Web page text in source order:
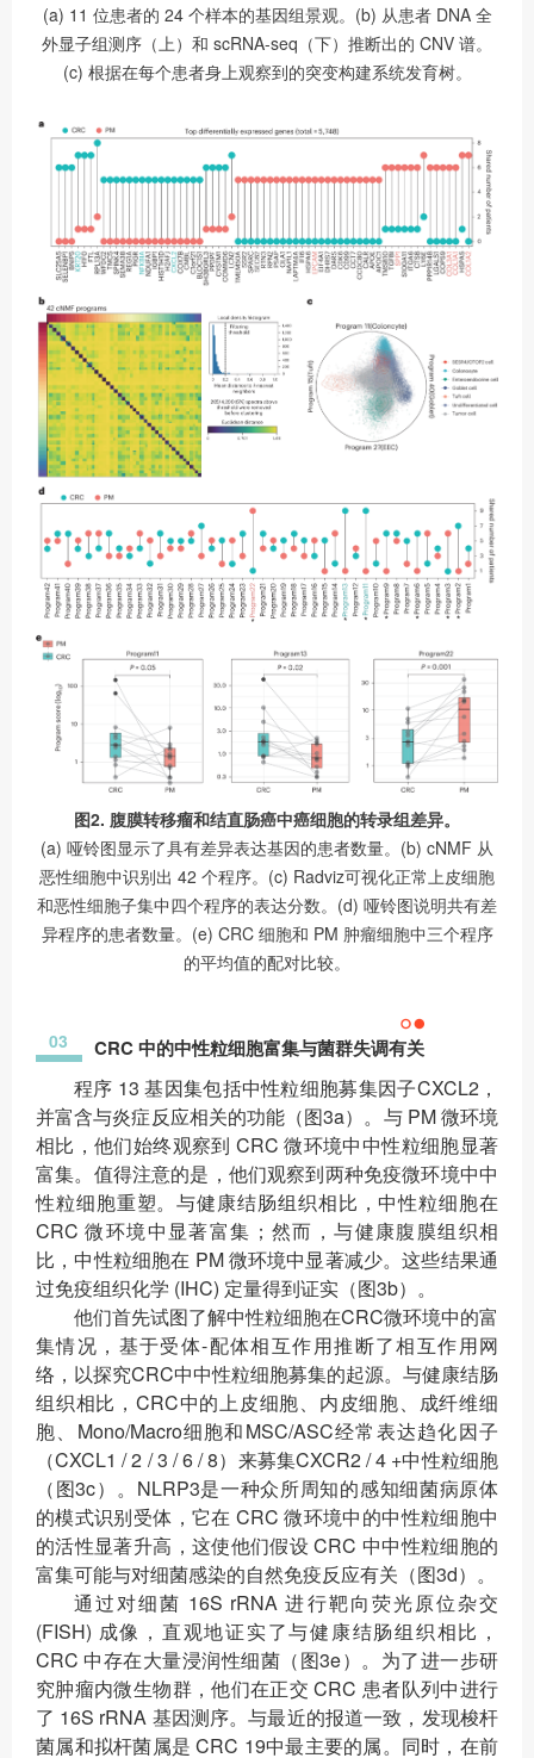
(a) 11 位患者的 24 个样本的基因组景观。(b) 从患者 DNA 全
外显子组测序（上）和 scRNA-seq（下）推断出的 CNV 谱。
(c) 根据在每个患者身上观察到的突变构建系统发育树。
图2. 腹膜转移瘤和结直肠癌中癌细胞的转录组差异。
(a) 哑铃图显示了具有差异表达基因的患者数量。(b) cNMF 从
恶性细胞中识别出 42 个程序。(c) Radviz可视化正常上皮细胞
和恶性细胞子集中四个程序的表达分数。(d) 哑铃图说明共有差
异程序的患者数量。(e) CRC 细胞和 PM 肿瘤细胞中三个程序
的平均值的配对比较。
03 CRC 中的中性粒细胞富集与菌群失调有关
程序 13 基因集包括中性粒细胞募集因子CXCL2，
并富含与炎症反应相关的功能（图3a）。与 PM 微环境
相比，他们始终观察到 CRC 微环境中中性粒细胞显著
富集。值得注意的是，他们观察到两种免疫微环境中中
性粒细胞重塑。与健康结肠组织相比，中性粒细胞在
CRC 微环境中显著富集；然而，与健康腹膜组织相
比，中性粒细胞在 PM 微环境中显著减少。这些结果通
过免疫组织化学 (IHC) 定量得到证实（图3b）。
他们首先试图了解中性粒细胞在CRC微环境中的富
集情况，基于受体-配体相互作用推断了相互作用网
络，以探究CRC中中性粒细胞募集的起源。与健康结肠
组织相比，CRC中的上皮细胞、内皮细胞、成纤维细
胞、Mono/Macro细胞和MSC/ASC经常表达趋化因子
（CXCL1 / 2 / 3 / 6 / 8）来募集CXCR2 / 4 +中性粒细胞
（图3c）。NLRP3是一种众所周知的感知细菌病原体
的模式识别受体，它在 CRC 微环境中的中性粒细胞中
的活性显著升高，这使他们假设 CRC 中中性粒细胞的
富集可能与对细菌感染的自然免疫反应有关（图3d）。
通过对细菌 16S rRNA 进行靶向荧光原位杂交
(FISH) 成像，直观地证实了与健康结肠组织相比，
CRC 中存在大量浸润性细菌（图3e）。为了进一步研
究肿瘤内微生物群，他们在正交 CRC 患者队列中进行
了 16S rRNA 基因测序。与最近的报道一致，发现梭杆
菌属和拟杆菌属是 CRC 19中最主要的属。同时，在前